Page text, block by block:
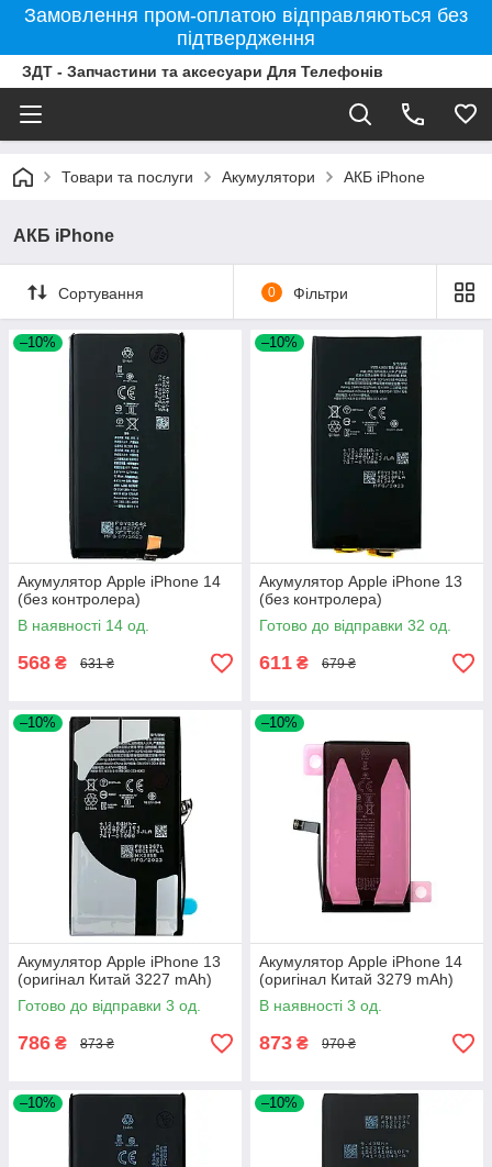
Замовлення пром-оплатою відправляються без
підтвердження
ЗДТ - Запчастини та аксесуари Для Телефонів
Товари та послуги Акумулятори АКБ iPhone
АКБ iPhone
Сортування 0 Фільтри
–10%
Акумулятор Apple iPhone 14
(без контролера)
В наявності 14 од.
568 ₴ 631 ₴
–10%
Акумулятор Apple iPhone 13
(без контролера)
Готово до відправки 32 од.
611 ₴ 679 ₴
–10%
Акумулятор Apple iPhone 13
(оригінал Китай 3227 mAh)
Готово до відправки 3 од.
786 ₴ 873 ₴
–10%
Акумулятор Apple iPhone 14
(оригінал Китай 3279 mAh)
В наявності 3 од.
873 ₴ 970 ₴
–10% –10%